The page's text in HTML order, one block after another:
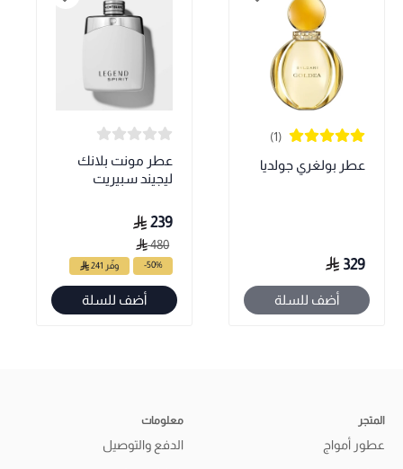
(1)
عطر بولغري جولديا
329
أضف للسلة
عطر مونت بلانك
ليجيند سبيريت
239
480
-50% وفّر 241
أضف للسلة
المتجر
عطور أمواج
معلومات
الدفع والتوصيل